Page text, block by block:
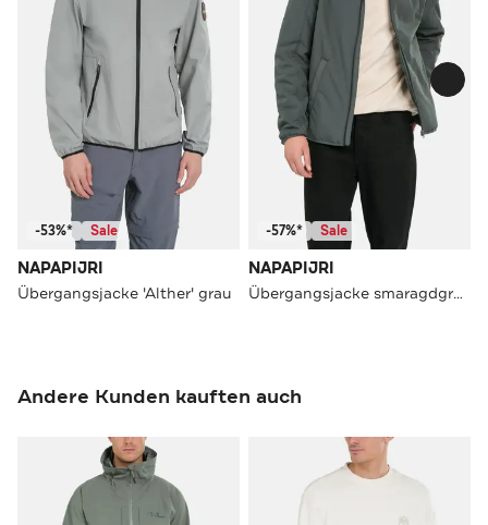
-53%* Sale
NAPAPIJRI
Übergangsjacke 'Alther' grau
-57%* Sale
NAPAPIJRI
Übergangsjacke smaragdgrün
Andere Kunden kauften auch